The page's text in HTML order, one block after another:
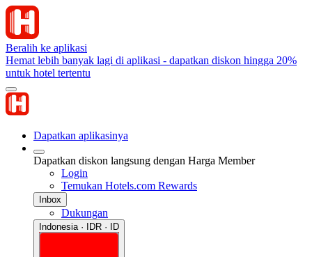
Beralih ke aplikasi
Hemat lebih banyak lagi di aplikasi - dapatkan diskon hingga 20%
untuk hotel tertentu
Dapatkan aplikasinya
Dapatkan diskon langsung dengan Harga Member
Login
Temukan Hotels.com Rewards
Inbox
Dukungan
Indonesia · IDR · ID